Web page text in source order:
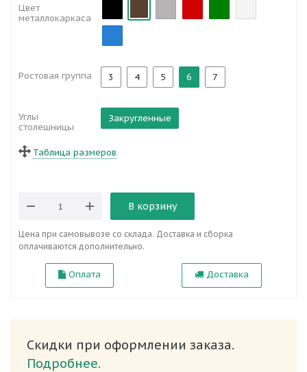
Цвет
металлокаркаса
Ростовая группа 3 4 5 6 7
Углы
столешницы
Закругленные
Таблица размеров
В корзину
Цена при самовывозе со склада. Доставка и сборка
оплачиваются дополнительно.
Оплата Доставка
Скидки при оформлении заказа.
Подробнее.